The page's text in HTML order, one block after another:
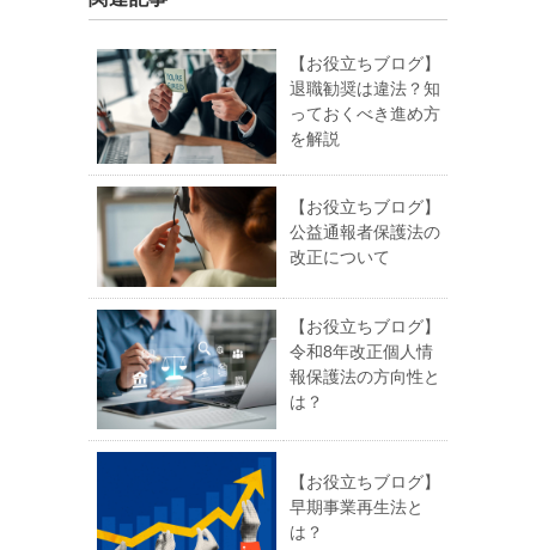
【お役立ちブログ】
退職勧奨は違法？知
っておくべき進め方
を解説
【お役立ちブログ】
公益通報者保護法の
改正について
【お役立ちブログ】
令和8年改正個人情
報保護法の方向性と
は？
【お役立ちブログ】
早期事業再生法と
は？